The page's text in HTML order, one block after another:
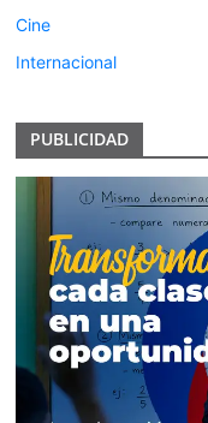
Cine
Internacional
PUBLICIDAD